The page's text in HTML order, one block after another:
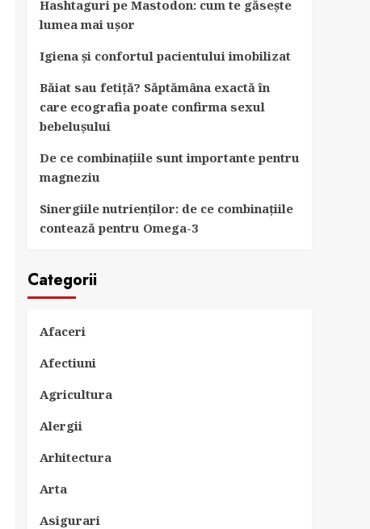
Hashtaguri pe Mastodon: cum te găsește
lumea mai ușor
Igiena și confortul pacientului imobilizat
Băiat sau fetiță? Săptămâna exactă în
care ecografia poate confirma sexul
bebelușului
De ce combinațiile sunt importante pentru
magneziu
Sinergiile nutrienților: de ce combinațiile
contează pentru Omega-3
Categorii
Afaceri
Afectiuni
Agricultura
Alergii
Arhitectura
Arta
Asigurari